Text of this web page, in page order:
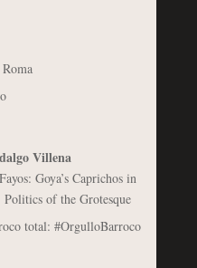
Villena
Goya’s Caprichos in
of the Grotesque
total: #OrgulloBarroco